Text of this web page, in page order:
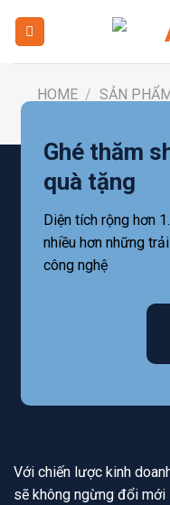
HOME / SẢN
Ghé thăm
quà tặng
Diện tích rộng hơn
nhiều hơn những
công nghệ
Với chiến lược kinh
sẽ không ngừng đổi